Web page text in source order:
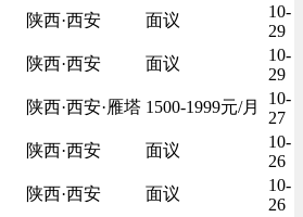
陕西·西安
面议
10-
29
陕西·西安
面议
10-
29
陕西·西安·雁塔 1500-1999元/月
10-
27
陕西·西安
面议
10-
26
陕西·西安
面议
10-
26